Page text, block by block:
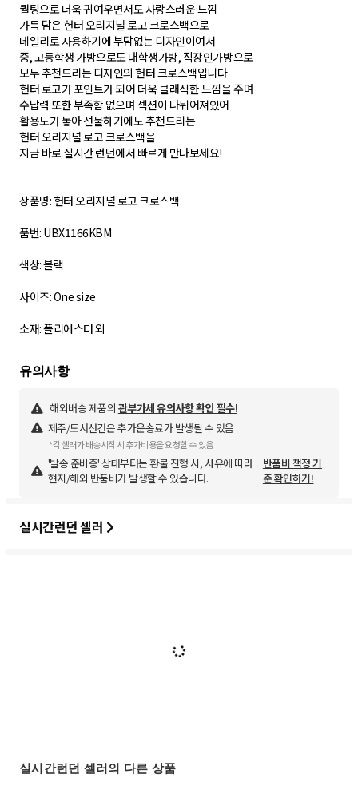
퀄팅으로 더욱 귀여우면서도 사랑스러운 느낌
가득 담은 헌터 오리지널 로고 크로스백으로
데일리로 사용하기에 부담없는 디자인이여서
중, 고등학생 가방으로도 대학생가방, 직장인가방으로
모두 추천드리는 디자인의 헌터 크로스백입니다
헌터 로고가 포인트가 되어 더욱 클래식한 느낌을 주며
수납력 또한 부족함 없으며 섹션이 나뉘어져있어
활용도가 놓아 선물하기에도 추천드리는
헌터 오리지널 로고 크로스백을
지금 바로 실시간 런던에서 빠르게 만나보세요!
상품명: 헌터 오리지널 로고 크로스백
품번: UBX1166KBM
색상: 블랙
사이즈: One size
소재: 폴리에스터 외
유의사항
해외배송 제품의 관부가세 유의사항 확인 필수!
제주/도서산간은 추가운송료가 발생될 수 있음
*각 셀러가 배송시작 시 추가비용을 요청할 수 있음
'발송 준비중' 상태부터는 환불 진행 시, 사유에 따라
현지/해외 반품비가 발생할 수 있습니다.
반품비 책정 기
준 확인하기!
실시간런던 셀러
실시간런던 셀러의 다른 상품